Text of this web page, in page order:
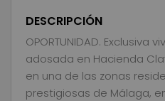
DESCRIPCIÓN
OPORTUNIDAD. Exclusiva
adosada en Hacienda
en una de las zonas
prestigiosas de Málaga,